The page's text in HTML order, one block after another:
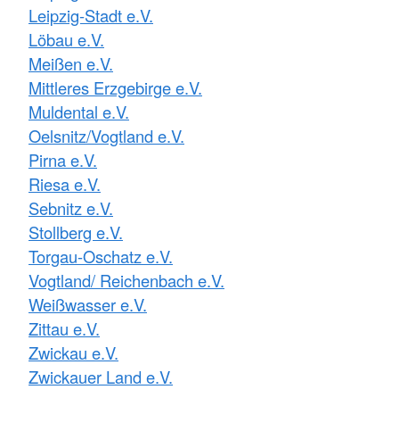
Leipzig-Stadt e.V.
Löbau e.V.
Meißen e.V.
Mittleres Erzgebirge e.V.
Muldental e.V.
Oelsnitz/Vogtland e.V.
Pirna e.V.
Riesa e.V.
Sebnitz e.V.
Stollberg e.V.
Torgau-Oschatz e.V.
Vogtland/ Reichenbach e.V.
Weißwasser e.V.
Zittau e.V.
Zwickau e.V.
Zwickauer Land e.V.